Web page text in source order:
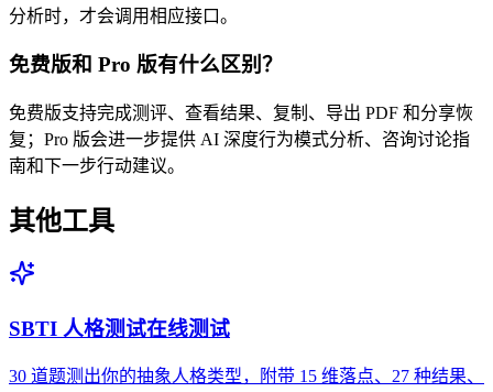
分析时，才会调用相应接口。
免费版和 Pro 版有什么区别？
免费版支持完成测评、查看结果、复制、导出 PDF 和分享恢
复；Pro 版会进一步提供 AI 深度行为模式分析、咨询讨论指
南和下一步行动建议。
其他工具
SBTI 人格测试在线测试
30 道题测出你的抽象人格类型，附带 15 维落点、27 种结果、